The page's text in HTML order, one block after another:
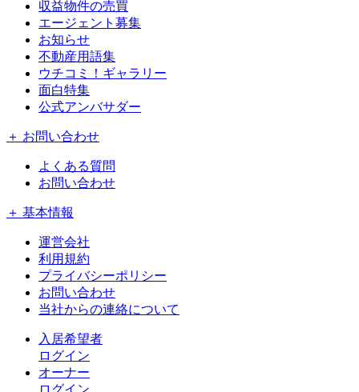
収益物件の売買
エージェント募集
お知らせ
不動産用語集
ウチコミ！ギャラリー
面白特集
公式アンバサダー
＋ お問い合わせ
よくある質問
お問い合わせ
＋ 基本情報
運営会社
利用規約
プライバシーポリシー
お問い合わせ
当社からの連絡について
入居希望者
ログイン
オーナー